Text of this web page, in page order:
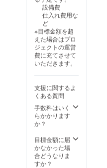
設備費
仕入れ費用な
ど
※目標金額を超
えた場合はプロ
ジェクトの運営
費に充てさせて
いただきます。
支援に関するよ
くある質問
手数料はいく
らかかります
か？
目標金額に届
かなかった場
合どうなりま
すか？